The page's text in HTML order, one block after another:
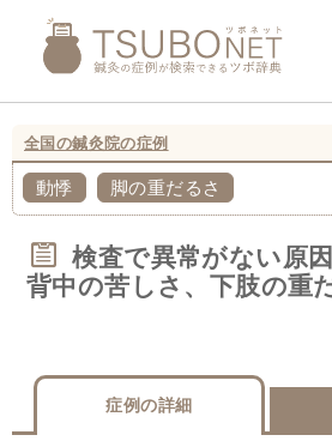
全国の鍼灸院の症例
動悸 脚の重だるさ
検査で異常がない原因
背中の苦しさ、下肢の重
症例の詳細